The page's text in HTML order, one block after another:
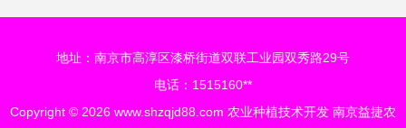
地址：南京市高淳区漆桥街道双联工业园双秀路29号
电话：1515160**
Copyright © 2026 www.shzqjd88.com 农业种植技术开发 南京益捷农